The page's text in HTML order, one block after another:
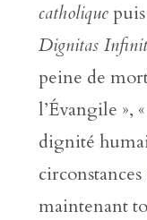
catholiquepuis
Dignitas
peine de
l’Évangile »,
dignité
circonstances
maintenant